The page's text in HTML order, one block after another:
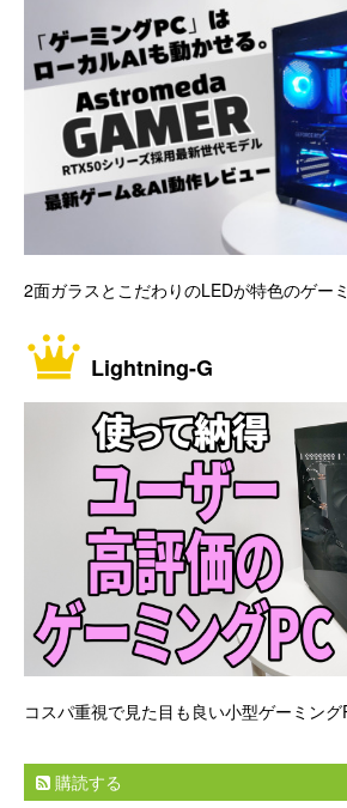
2面ガラスとこだわりのLEDが特色のゲー
Lightning-G
コスパ重視で見た目も良い小型ゲーミング
購読する